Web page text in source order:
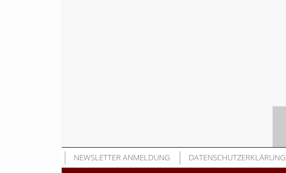
NEWSLETTER ANMELDUNG DATENSCHUTZERKLÄRUNG